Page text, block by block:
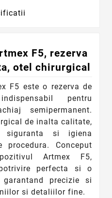
F5, rezerva
otel chirurgical
F5 este o rezerva de
pentru
semipermanent.
de inalta calitate,
siguranta si igiena
Conceput
Artmex F5,
perfecta si o
precizie si
si detaliilor fine.